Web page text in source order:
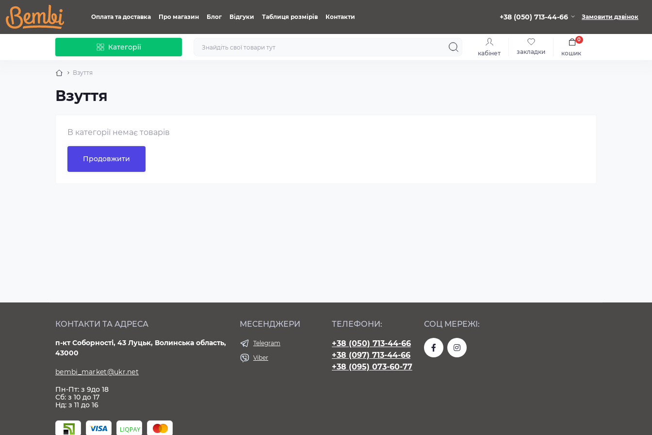
Оплата та доставка Про магазин Блог Відгуки Таблиця розмірів Контакти +38 (050) 713-44-66 Замовити дзвінок
Категорії
кабінет закладки кошик
0
Взуття
Взуття
В категорії немає товарів
Продовжити
КОНТАКТИ ТА АДРЕСА
п-кт Соборності, 43 Луцьк, Волинська область,
43000
bembi_market@ukr.net
Пн-Пт: з 9до 18
Сб: з 10 до 17
Нд: з 11 до 16
МЕСЕНДЖЕРИ
Telegram
Viber
ТЕЛЕФОНИ:
+38 (050) 713-44-66
+38 (097) 713-44-66
+38 (095) 073-60-77
СОЦ МЕРЕЖІ: